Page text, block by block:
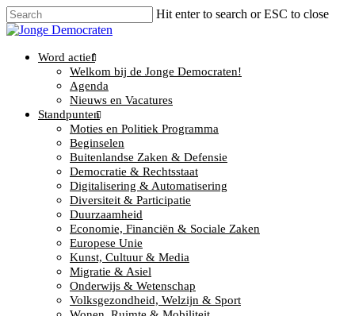
Hit enter to search or ESC to close
Word actief
Welkom bij de Jonge Democraten!
Agenda
Nieuws en Vacatures
Standpunten
Moties en Politiek Programma
Beginselen
Buitenlandse Zaken & Defensie
Democratie & Rechtsstaat
Digitalisering & Automatisering
Diversiteit & Participatie
Duurzaamheid
Economie, Financiën & Sociale Zaken
Europese Unie
Kunst, Cultuur & Media
Migratie & Asiel
Onderwijs & Wetenschap
Volksgezondheid, Welzijn & Sport